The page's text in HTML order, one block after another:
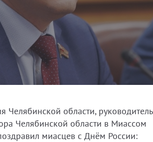
Челябинской области, руководитель
Челябинской области в Миассом
миасцев с Днём России: